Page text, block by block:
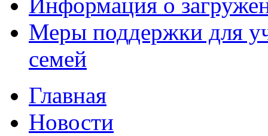
Информация о
Меры поддержки для
семей
Главная
Новости